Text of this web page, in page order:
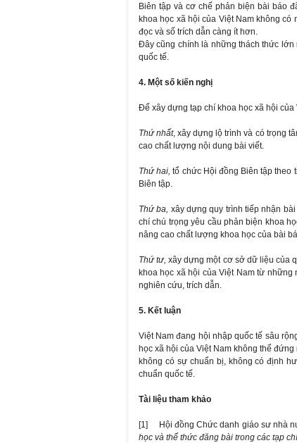
Biên tập và cơ chế phản biện bài báo
khoa học xã hội của Việt Nam không
đọc và số trích dẫn càng ít hơn.
Đây cũng chính là những thách thức lớn
quốc tế.
4. Một số kiến nghị
Để xây dựng tạp chí khoa học xã hội
Thứ nhất, xây dựng lộ trình và có trọng
cao chất lượng nội dung bài viết.
Thứ hai, tổ chức Hội đồng Biên tập theo
Biên tập.
Thứ ba, xây dựng quy trình tiếp nhận
chí chú trọng yêu cầu phản biện khoa
nâng cao chất lượng khoa học của bài
Thứ tư, xây dựng một cơ sở dữ liệu của
khoa học xã hội của Việt Nam từ
nghiên cứu, trích dẫn.
5. Kết luận
Việt Nam đang hội nhập quốc tế sâu
học xã hội của Việt Nam không thể
không có sự chuẩn bị, không có định
chuẩn quốc tế.
Tài liệu tham khảo
[1] Hội đồng Chức danh giáo sư nhà
học và thể thức đăng bài trong các tạp